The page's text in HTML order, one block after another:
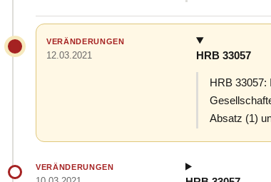
VERÄNDERUNGEN
12.03.2021 HRB 33057
HRB 33057:
Absatz (1)
VERÄNDERUNGEN